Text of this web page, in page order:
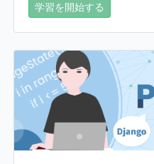
学習を開始する